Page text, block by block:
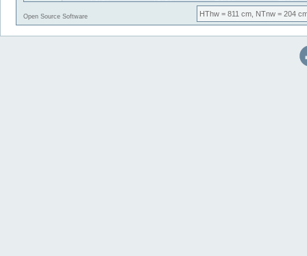
Open Source Software HThw = 811 cm, NTnw = 204